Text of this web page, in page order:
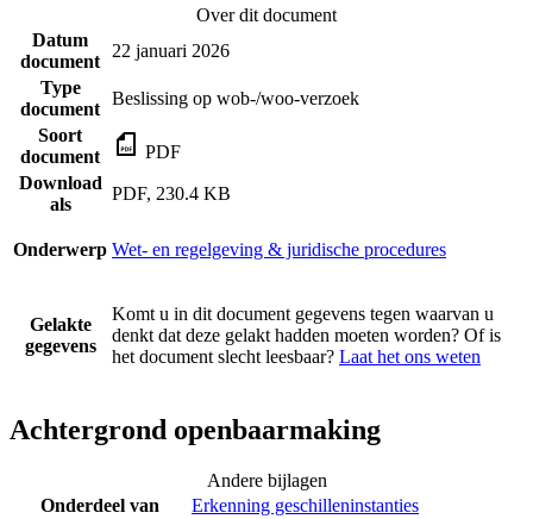
Over dit document
Datum
document
22 januari 2026
Type
document
Beslissing op wob-/woo-verzoek
Soort
document
PDF
Download
als
PDF, 230.4 KB
Onderwerp Wet- en regelgeving & juridische procedures
Gelakte
gegevens
Komt u in dit document gegevens tegen waarvan u
denkt dat deze gelakt hadden moeten worden? Of is
het document slecht leesbaar? Laat het ons weten
Achtergrond openbaarmaking
Andere bijlagen
Onderdeel van
Erkenning geschilleninstanties